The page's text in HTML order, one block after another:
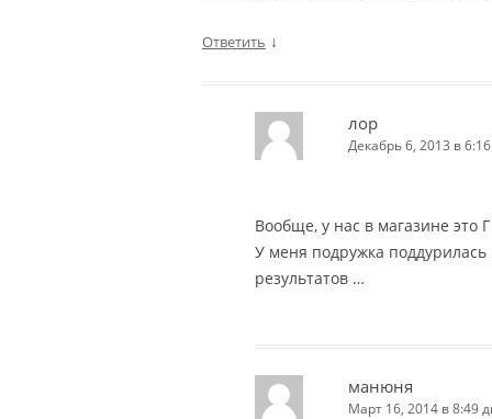
Ответить ↓
лор
Декабрь 6, 2013 в
Вообще, у нас в магазине это
У меня подружка поддурилась
результатов …
манюня
Март 16, 2014 в 8:49